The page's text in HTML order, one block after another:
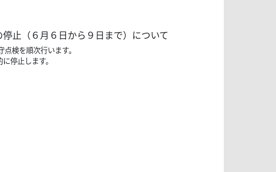
止（６月６日から９日まで）について
検を順次行います。
停止します。